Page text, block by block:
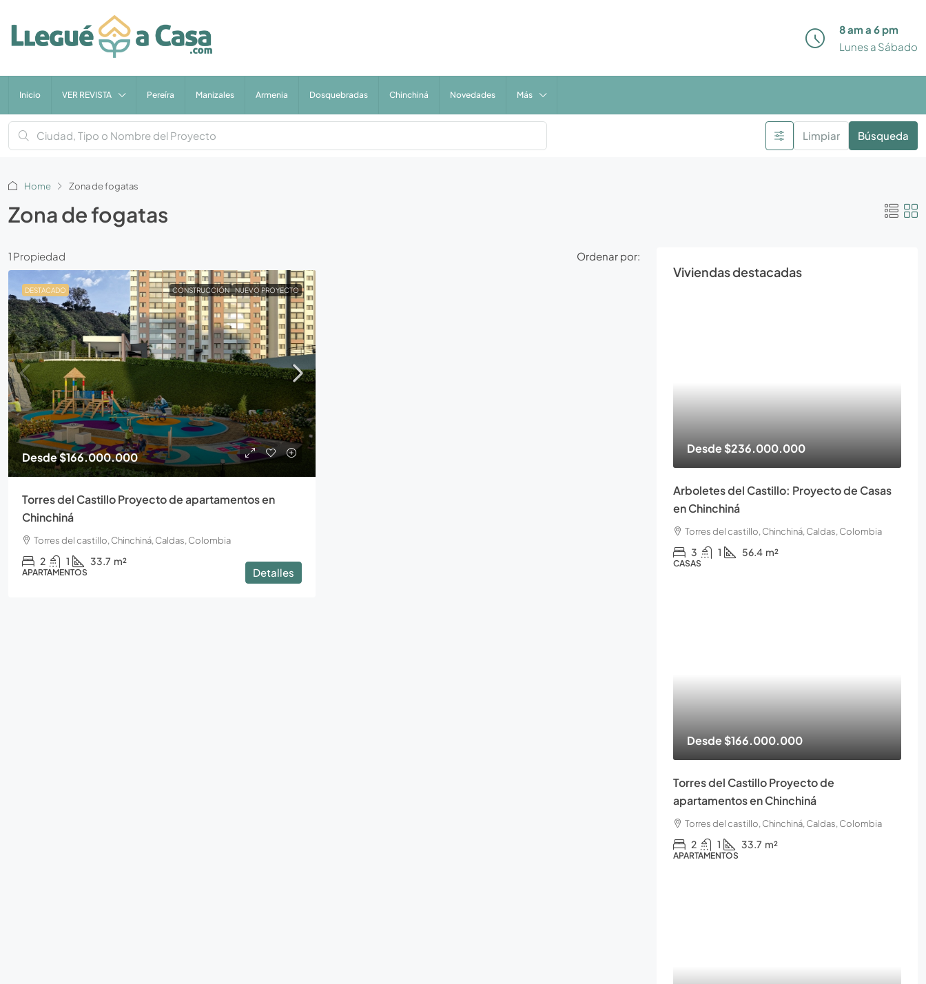
8 am a 6 pm
Lunes a Sábado
Inicio VER REVISTA Pereíra Manizales Armenia Dosquebradas Chinchiná Novedades Más
Limpiar Búsqueda
Home Zona de fogatas
Zona de fogatas
1 Propiedad Ordenar por:
DESTACADO CONSTRUCCIÓN NUEVO PROYECTO
Desde$166.000.000
Torres del Castillo Proyecto de apartamentos en
Chinchiná
Torres del castillo, Chinchiná, Caldas, Colombia
2 1 33.7 m²
APARTAMENTOS Detalles
Viviendas destacadas
Desde$236.000.000
Arboletes del Castillo: Proyecto de Casas
en Chinchiná
Torres del castillo, Chinchiná, Caldas, Colombia
3 1 56.4 m²
CASAS
Desde$166.000.000
Torres del Castillo Proyecto de
apartamentos en Chinchiná
Torres del castillo, Chinchiná, Caldas, Colombia
2 1 33.7 m²
APARTAMENTOS